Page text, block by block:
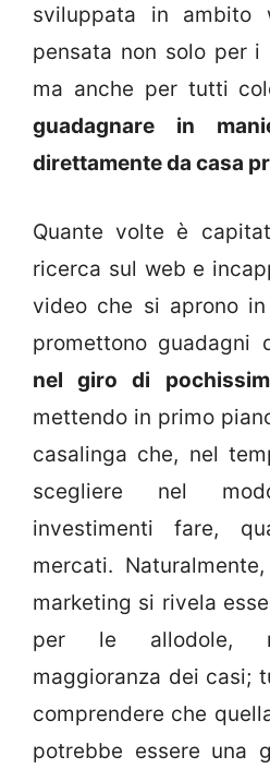
sviluppata in ambito
pensata non solo per
ma anche per tutti
guadagnare in
direttamente da casa
Quante volte è
ricerca sul web e
video che si aprono
promettono guadagni
nel giro di
mettendo in primo
casalinga che, nel
scegliere nel
investimenti fare,
mercati.
marketing si rivela
per le allodole,
maggioranza dei casi;
comprendere che
potrebbe essere una